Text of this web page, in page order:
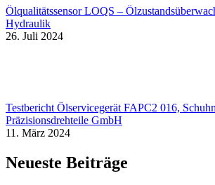
Ölqualitätssensor LOQS –
Hydraulik
26. Juli 2024
Testbericht Ölservicegerät FAPC2 016,
Präzisionsdrehteile GmbH
11. März 2024
Neueste Beiträge